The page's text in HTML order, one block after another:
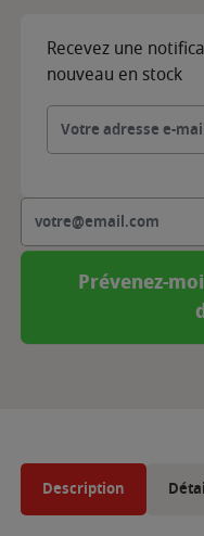
Recevez une
nouveau en stock
Prévenez-
Description